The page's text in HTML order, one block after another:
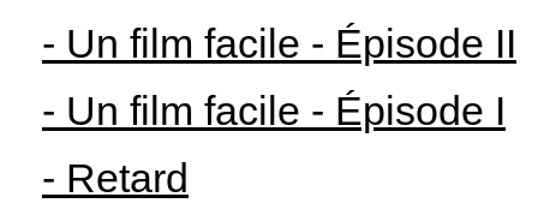
- Un film facile - Épisode II
- Un film facile - Épisode I
- Retard